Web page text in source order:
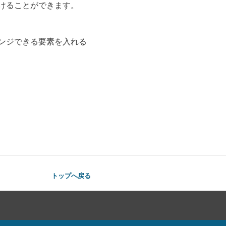
ことができます。
ジできる要素を入れる
トップへ戻る